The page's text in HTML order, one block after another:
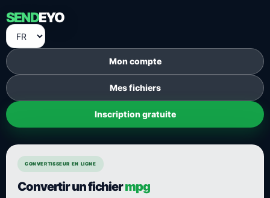
SENDEYO
Mon compte
Mes fichiers
Inscription gratuite
CONVERTISSEUR EN LIGNE
Convertir un fichiermpg